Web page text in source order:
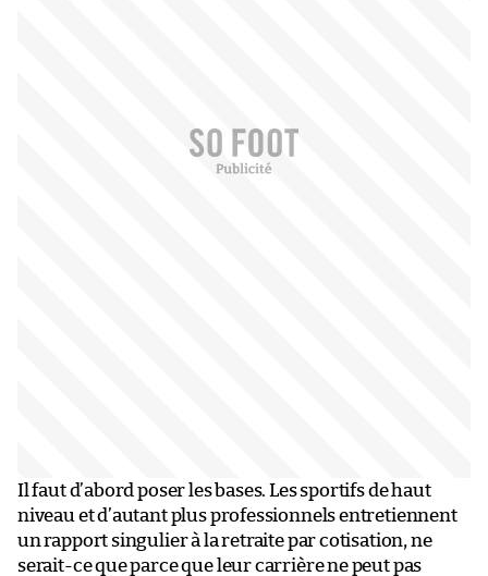
Il faut d’abord poser les bases. Les sportifs de haut
niveau et d’autant plus professionnels entretiennent
un rapport singulier à la retraite par cotisation, ne
serait-ce que parce que leur carrière ne peut pas